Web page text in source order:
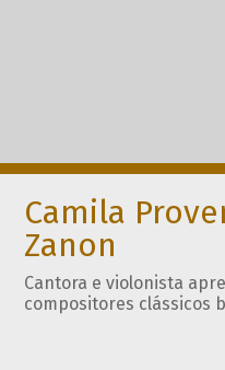
Camila
Zanon
Cantora e violonista
compositores clássicos